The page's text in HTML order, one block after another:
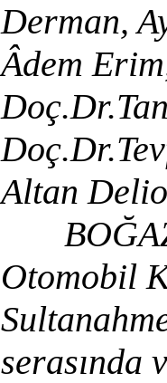
Derman,
Âdem
Altan
Otomobil
serasında